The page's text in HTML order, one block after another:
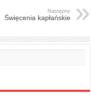
Następny
Święcenia kapłańskie